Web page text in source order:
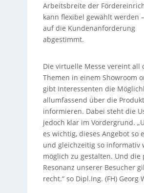
Arbeitsbreite der
kann flexibel gewählt werden
auf die Kundenanforderung
abgestimmt.
Die virtuelle Messe vereint all
Themen in einem Showroom
gibt Interessenten die
allumfassend über die
informieren. Dabei steht die
jedoch klar im Vordergrund.
es wichtig, dieses Angebot so
und gleichzeitig so informativ
möglich zu gestalten. Und die
Resonanz unserer Besucher
recht.“ so Dipl.Ing. (FH) Georg